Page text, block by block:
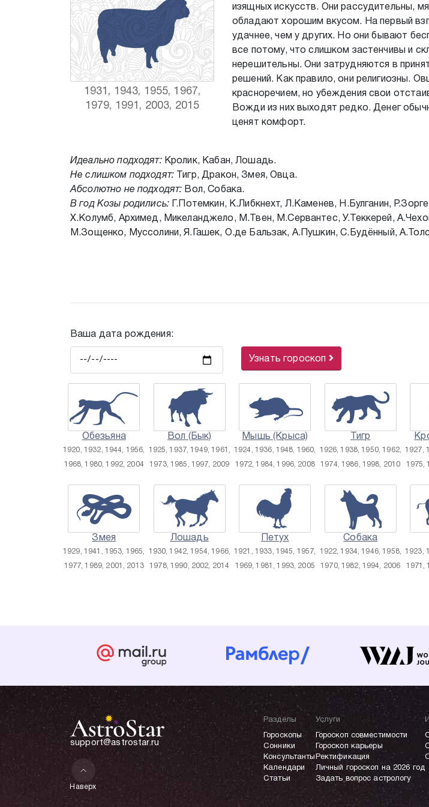
1931, 1943, 1955, 1967,
1979, 1991, 2003, 2015
изящных искусств. Они рассудительны,
обладают хорошим вкусом. На первый
удачнее, чем у других. Но они бывают
все потому, что слишком застенчивы и
нерешительны. Они затрудняются в
решений. Как правило, они религиозны.
красноречием, но убеждения свои
Вожди из них выходят редко. Денег
ценят комфорт.
Идеально подходят:Кролик, Кабан, Лошадь.
Не слишком подходят: Тигр, Дракон, Змея, Овца.
Абсолютно не подходят: Вол, Собака.
В год Козы родились: Г.Потемкин, К.Либкнехт, Л.Каменев, Н.Булганин,
X.Колумб, Архимед, Микеланджело, М.Твен, М.Сервантес, У.Теккерей,
М.Зощенко, Муссолини, Я.Гашек, О.де Бальзак, А.Пушкин, С.Будённый,
Ваша дата рождения:
Узнать гороскоп
Обезьяна
1920, 1932, 1944, 1956,
1968, 1980, 1992, 2004
Вол (Бык)
1925, 1937, 1949, 1961,
1973, 1985, 1997, 2009
Мышь (Крыса)
1924, 1936, 1948, 1960,
1972, 1984, 1996, 2008
Тигр
1926, 1938, 1950, 1962,
1974, 1986, 1998, 2010
1927,
1975,
Змея
1929, 1941, 1953, 1965,
1977, 1989, 2001, 2013
Лошадь
1930, 1942, 1954, 1966,
1978, 1990, 2002, 2014
Петух
1921, 1933, 1945, 1957,
1969, 1981, 1993, 2005
Собака
1922, 1934, 1946, 1958,
1970, 1982, 1994, 2006
1923,
1971,
support@astrostar.ru
Наверх
Разделы
Гороскопы
Сонники
Консультанты
Календари
Статьи
Услуги
Гороскоп совместимости
Гороскоп карьеры
Ректификация
Личный гороскоп на 2026 год
Задать вопрос астрологу